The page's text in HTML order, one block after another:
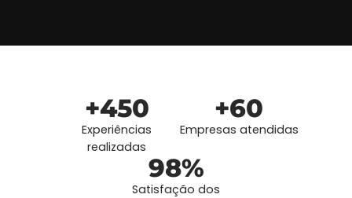
+450
Experiências
realizadas
+60
Empresas atendidas
98%
Satisfação dos